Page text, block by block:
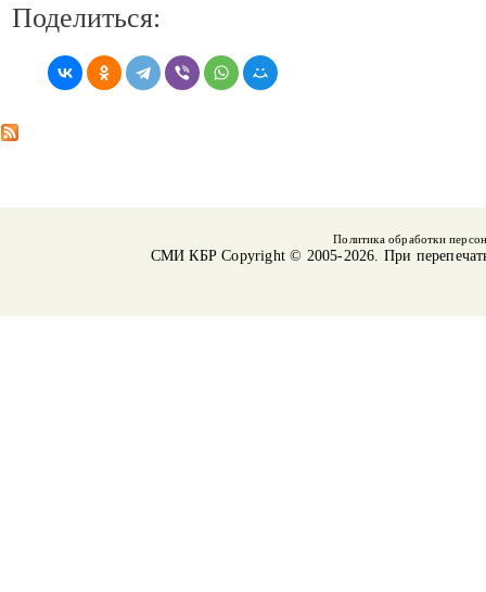
Поделиться:
Политика обработки
СМИ КБРCopyright © 2005-2026. При